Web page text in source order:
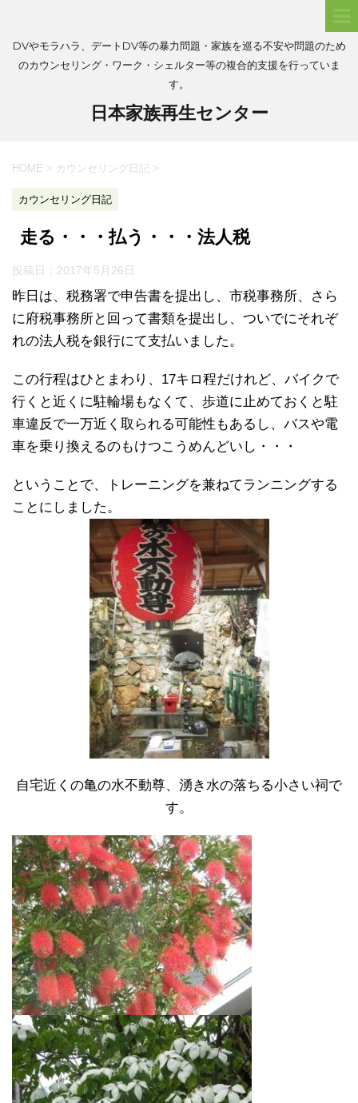
DVやモラハラ、デートDV等の暴力問題・家族を巡る不安や問題のため
のカウンセリング・ワーク・シェルター等の複合的支援を行っていま
す。
日本家族再生センター
HOME > カウンセリング日記 >
カウンセリング日記
走る・・・払う・・・法人税
投稿日： 2017年5月26日
昨日は、税務署で申告書を提出し、市税事務所、さら
に府税事務所と回って書類を提出し、ついでにそれぞ
れの法人税を銀行にて支払いました。
この行程はひとまわり、17キロ程だけれど、バイクで
行くと近くに駐輪場もなくて、歩道に止めておくと駐
車違反で一万近く取られる可能性もあるし、バスや電
車を乗り換えるのもけつこうめんどいし・・・
ということで、トレーニングを兼ねてランニングする
ことにしました。
自宅近くの亀の水不動尊、湧き水の落ちる小さい祠で
す。